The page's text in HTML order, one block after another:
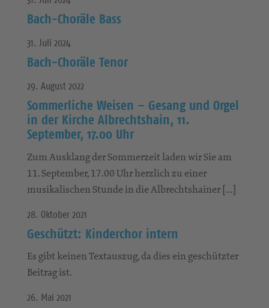
Bach-Choräle Bass
31. Juli 2024
Bach-Choräle Tenor
29. August 2022
Sommerliche Weisen – Gesang und Orgel
in der Kirche Albrechtshain, 11.
September, 17.00 Uhr
Zum Ausklang der Sommerzeit laden wir Sie am
11. September, 17.00 Uhr herzlich zu einer
musikalischen Stunde in die Albrechtshainer […]
28. Oktober 2021
Geschützt: Kinderchor intern
Es gibt keinen Textauszug, da dies ein geschützter
Beitrag ist.
26. Mai 2021